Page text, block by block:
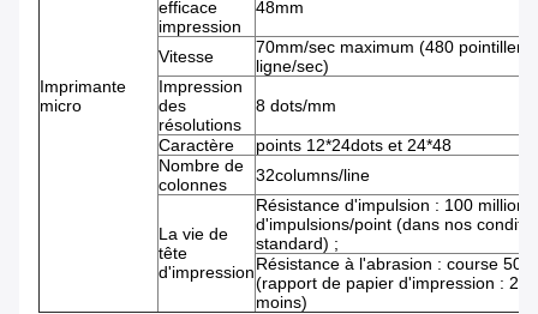
Imprimante
micro
efficace
impression
48mm
Vitesse
70mm/sec maximum (480 pointillent
ligne/sec)
Impression
des
résolutions
8 dots/mm
Caractère
points 12*24dots et 24*48
Nombre de
colonnes
32columns/line
La vie de
tête
d'impression
Résistance d'impulsion : 100 millions
d'impulsions/point (dans nos
standard) ;
Résistance à l'abrasion : course
(rapport de papier d'impression :
moins)